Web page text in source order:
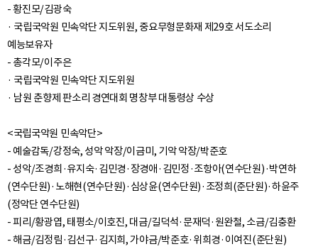
- 황진모/김광숙
· 국립국악원 민속악단 지도위원, 중요무형문화재 제29호 서도소리
예능보유자
- 총각모/이주은
· 국립국악원 민속악단 지도위원
· 남원 춘향제 판소리 경연대회 명창부 대통령상 수상
<국립국악원 민속악단>
- 예술감독/강정숙, 성악 악장/이금미, 기악 악장/박준호
- 성악/조경희·유지숙·김민경·장경애·김민정·조항아(연수단원)·박연하
(연수단원)·노해현(연수단원)·심상윤(연수단원)·조정희(준단원)·하윤주
(정악단 연수단원)
- 피리/황광엽, 태평소/이호진, 대금/길덕석·문재덕·원완철, 소금/김충환
- 해금/김정림·김선구·김지희, 가야금/박준호·위희경·이여진(준단원)